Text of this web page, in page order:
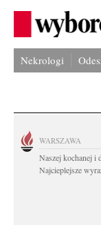
Nekrologi
WARSZAWA
Naszej kochanej i
Najcieplejsze